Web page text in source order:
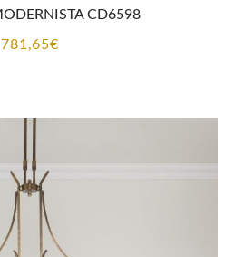
CD6598
781,65€